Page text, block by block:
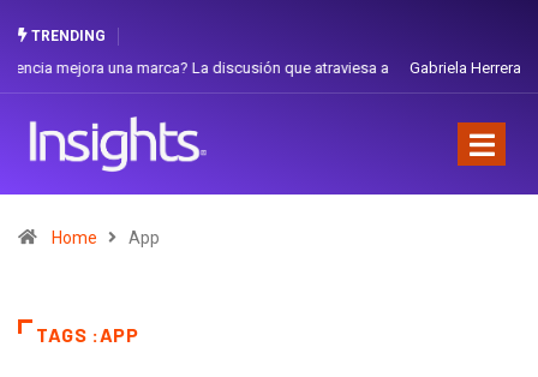
TRENDING
Gabriela Herrera y el arte de cambiarse el sombrero en Corporación
Home App
TAGS :APP